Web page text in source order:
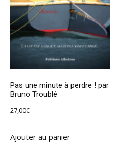
Pas une minute à perdre ! par
Bruno Troublé
27,00€
Ajouter au panier